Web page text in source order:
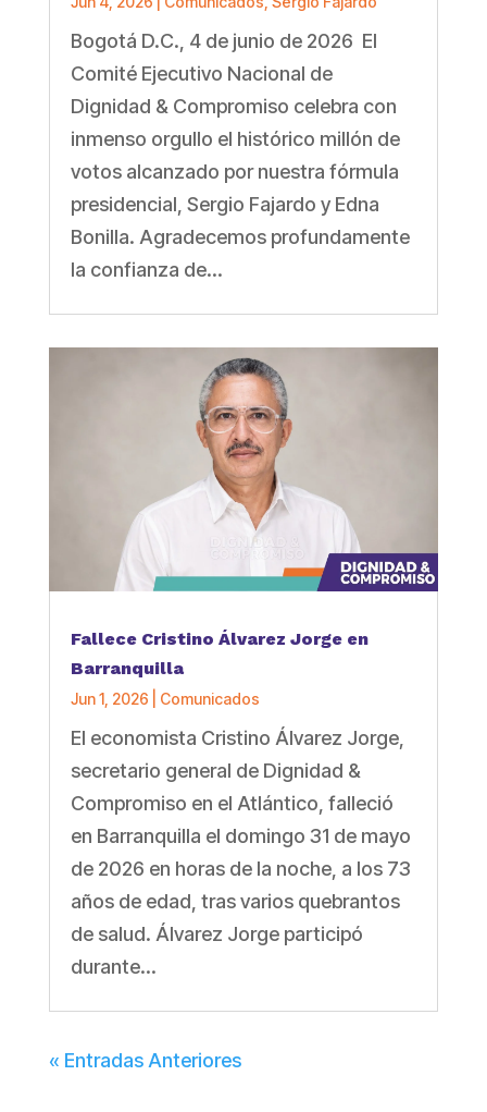
Bogotá D.C., 4 de junio de 2026 El
Comité Ejecutivo Nacional de
Dignidad & Compromiso celebra con
inmenso orgullo el histórico millón de
votos alcanzado por nuestra fórmula
presidencial, Sergio Fajardo y Edna
Bonilla. Agradecemos profundamente
la confianza de...
Fallece Cristino Álvarez Jorge en
Barranquilla
Jun 1, 2026 Comunicados
El economista Cristino Álvarez Jorge,
secretario general de Dignidad &
Compromiso en el Atlántico, falleció
en Barranquilla el domingo 31 de mayo
de 2026 en horas de la noche, a los 73
años de edad, tras varios quebrantos
de salud. Álvarez Jorge participó
durante...
« Entradas Anteriores